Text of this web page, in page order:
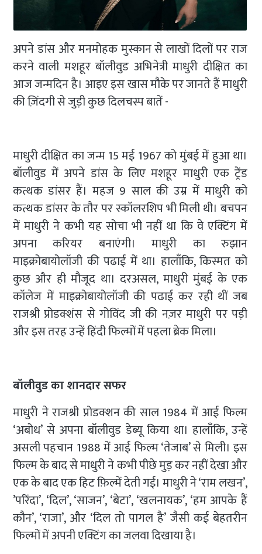
अपने डांस और मनमोहक मुस्कान से लाखों दिलों पर राज
करने वाली मशहूर बॉलीवुड अभिनेत्री माधुरी दीक्षित का
आज जन्मदिन है। आइए इस खास मौके पर जानते हैं माधुरी
की ज़िंदगी से जुड़ी कुछ दिलचस्प बातें -
माधुरी दीक्षित का जन्म 15 मई 1967 को मुंबई में हुआ था।
बॉलीवुड में अपने डांस के लिए मशहूर माधुरी एक ट्रेंड
कत्थक डांसर हैं। महज 9 साल की उम्र में माधुरी को
कत्थक डांसर के तौर पर स्कॉलरशिप भी मिली थी। बचपन
में माधुरी ने कभी यह सोचा भी नहीं था कि वे एक्टिंग में
अपना करियर बनाएंगी। माधुरी का रुझान
माइक्रोबायोलॉजी की पढाई में था। हालाँकि, किस्मत को
कुछ और ही मौजूद था। दरअसल, माधुरी मुंबई के एक
कॉलेज में माइक्रोबायोलॉजी की पढाई कर रही थीं जब
राजश्री प्रोडक्शंस से गोविंद जी की नज़र माधुरी पर पड़ी
और इस तरह उन्हें हिंदी फिल्मों में पहला ब्रेक मिला।
बॉलीवुड का शानदार सफर
माधुरी ने राजश्री प्रोडक्शन की साल 1984 में आई फिल्म
‘अबोध’ से अपना बॉलीवुड डेब्यू किया था। हालाँकि, उन्हें
असली पहचान 1988 में आई फिल्म ‘तेजाब’ से मिली। इस
फिल्म के बाद से माधुरी ने कभी पीछे मुड़ कर नहीं देखा और
एक के बाद एक हिट फ़िल्में देती गईं। माधुरी ने ‘राम लखन’,
’परिंदा’, ‘दिल’, ‘साजन’, ‘बेटा’, ‘खलनायक’, ‘हम आपके हैं
कौन’, ‘राजा’, और ‘दिल तो पागल है’ जैसी कई बेहतरीन
फिल्मों में अपनी एक्टिंग का जलवा दिखाया है।